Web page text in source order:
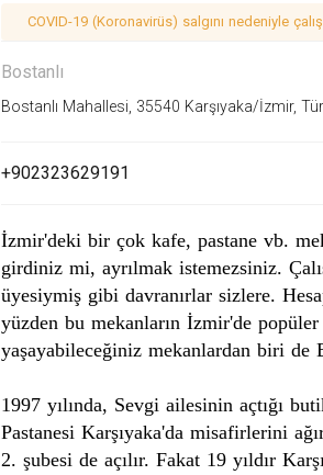
COVID-19 (Koronavirüs) salgını nedeniyle
Bostanlı
Bostanlı Mahallesi, 35540 Karşıyaka/İzmir,
+902323629191
İzmir'deki bir çok kafe, pastane vb.
girdiniz mi, ayrılmak istemezsiniz.
üyesiymiş gibi davranırlar sizlere.
yüzden bu mekanların İzmir'de
yaşayabileceğiniz mekanlardan biri de
1997 yılında, Sevgi ailesinin açtığı
Pastanesi Karşıyaka'da misafirlerini
2. şubesi de açılır. Fakat 19 yıldır